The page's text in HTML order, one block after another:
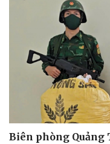
Biên phòng Quảng